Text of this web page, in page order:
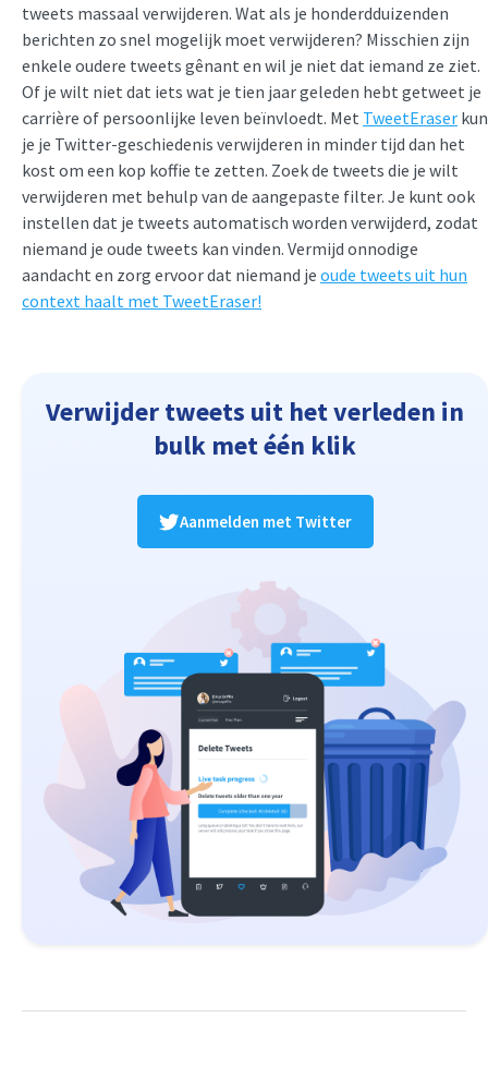
tweets massaal verwijderen. Wat als je honderdduizenden
berichten zo snel mogelijk moet verwijderen? Misschien zijn
enkele oudere tweets gênant en wil je niet dat iemand ze ziet.
Of je wilt niet dat iets wat je tien jaar geleden hebt getweet je
carrière of persoonlijke leven beïnvloedt. Met TweetEraser kun
je je Twitter-geschiedenis verwijderen in minder tijd dan het
kost om een kop koffie te zetten. Zoek de tweets die je wilt
verwijderen met behulp van de aangepaste filter. Je kunt ook
instellen dat je tweets automatisch worden verwijderd, zodat
niemand je oude tweets kan vinden. Vermijd onnodige
aandacht en zorg ervoor dat niemand je oude tweets uit hun
context haalt met TweetEraser!
Verwijder tweets uit het verleden in
bulk met één klik
Aanmelden met Twitter